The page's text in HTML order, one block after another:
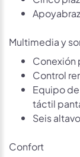
Multimedia y
Conexión
Control
Equipo
táctil
Seis
Confort